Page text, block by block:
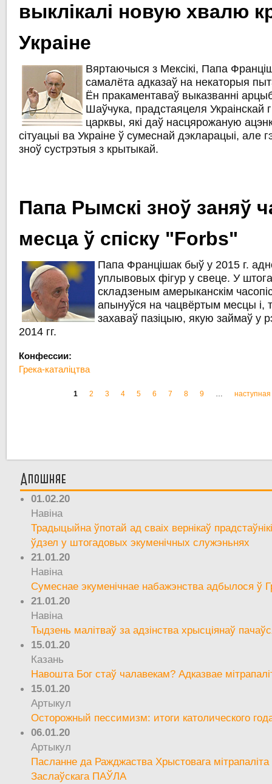
выклікалі новую хвалю
Украіне
Вяртаючыся з Мексікі, Папа
самалёта адказаў на некаторыя
Ён пракаментаваў выказванні
Шаўчука, прадстаяцеля Украінскай
царквы, які даў насцярожаную
сітуацыі ва Украіне ў сумеснай дэкларацыі, але
зноў сустрэтыя з крытыкай.
Папа Рымскі зноў заняў
месца ў спіску "Forbs"
Папа Францішак быў у 2015 г.
уплывовых фігур у свеце. У
складзеным амерыканскім
апынуўся на чацвёртым месцы і,
захаваў пазіцыю, якую займаў у
2014 гг.
Конфессии:
Грека-каталіцтва
Старонкі
1 2 3 4 5 6 7 8 9 … наступная
Апошняе
01.02.20
Навіна
Традыцыйна ўпотай ад сваіх вернікаў
ўдзел у штогадовых экуменічных служэньнях
21.01.20
Навіна
Сумеснае экуменічнае набажэнства адбылося ў
21.01.20
Навіна
Тыдзень малітваў за адзінства хрысціянаў
15.01.20
Казань
Навошта Бог стаў чалавекам? Адказвае
15.01.20
Артыкул
Осторожный пессимизм: итоги католического
06.01.20
Артыкул
Пасланне да Ражджаства Хрыстовага мітрапаліта
Заслаўскага ПАЎЛА